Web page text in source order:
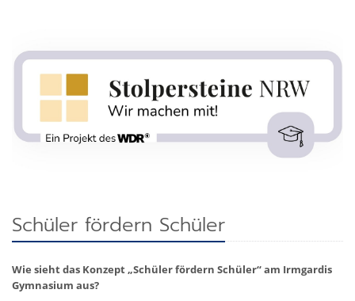
Schüler fördern Schüler
Wie sieht das Konzept „Schüler fördern Schüler“ am Irmgardis
Gymnasium aus?